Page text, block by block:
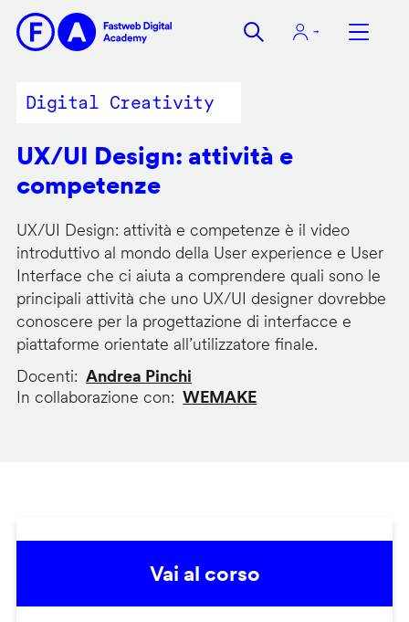
contenuto
Digital Creativity
UX/UI Design: attività e
competenze
UX/UI Design: attività e competenze è il video
introduttivo al mondo della User experience e User
Interface che ci aiuta a comprendere quali sono le
principali attività che uno UX/UI designer dovrebbe
conoscere per la progettazione di interfacce e
piattaforme orientate all’utilizzatore finale.
Docenti
Andrea Pinchi
In collaborazione con
WEMAKE
Vai al corso